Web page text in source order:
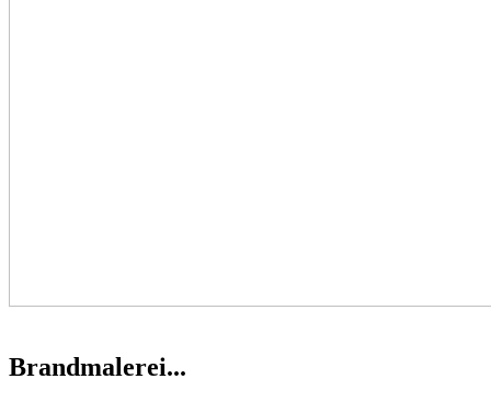
Brandmalerei...